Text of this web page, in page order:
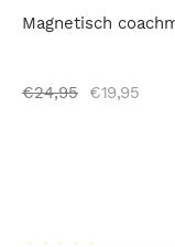
€24,95 €19,95